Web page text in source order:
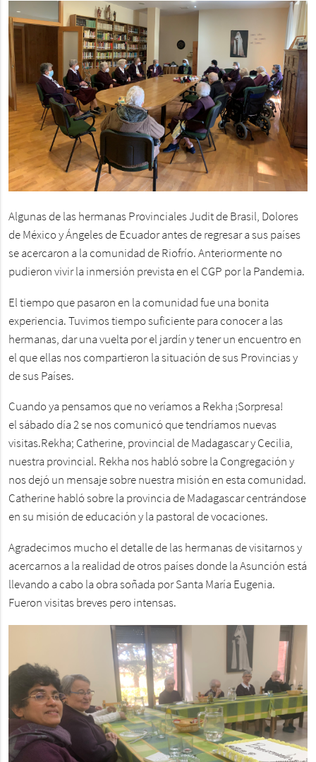
Algunas de las hermanas Provinciales Judit de Brasil, Dolores
de México y Ángeles de Ecuador antes de regresar a sus países
se acercaron a la comunidad de Riofrío. Anteriormente no
pudieron vivir la inmersión prevista en el CGP por la Pandemia.
El tiempo que pasaron en la comunidad fue una bonita
experiencia. Tuvimos tiempo suficiente para conocer a las
hermanas, dar una vuelta por el jardín y tener un encuentro en
el que ellas nos compartieron la situación de sus Provincias y
de sus Países.
Cuando ya pensamos que no veríamos a Rekha ¡Sorpresa!
el sábado día 2 se nos comunicó que tendríamos nuevas
visitas.Rekha; Catherine, provincial de Madagascar y Cecilia,
nuestra provincial. Rekha nos habló sobre la Congregación y
nos dejó un mensaje sobre nuestra misión en esta comunidad.
Catherine habló sobre la provincia de Madagascar centrándose
en su misión de educación y la pastoral de vocaciones.
Agradecimos mucho el detalle de las hermanas de visitarnos y
acercarnos a la realidad de otros países donde la Asunción está
llevando a cabo la obra soñada por Santa María Eugenia.
Fueron visitas breves pero intensas.